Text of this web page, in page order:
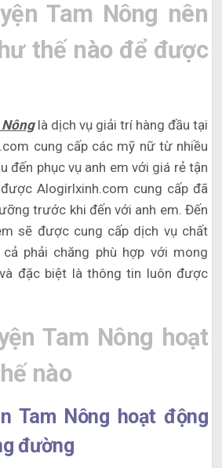
Tam Nông nên
thế nào để được
là dịch vụ giải trí hàng đầu tại
cung cấp các mỹ nữ từ nhiều
đến phục vụ anh em với giá rẻ tận
Alogirlxinh.com cung cấp đã
trước khi đến với anh em. Đến
sẽ được cung cấp dịch vụ chất
phải chăng phù hợp với mong
đặc biệt là thông tin luôn được
Tam Nông hoạt
nào
Tam Nông hoạt động
đường